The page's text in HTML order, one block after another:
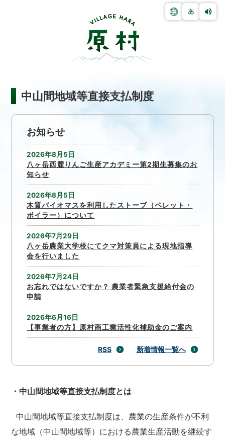
中山間地域等直接支払制度
お知らせ
2026年8月5日
八ヶ岳西麓りんご生産アカデミー第2期生募集のお
知らせ
2026年8月5日
木質バイオマスを利用したストーブ（ペレット・
ボイラー）について
2026年7月29日
八ヶ岳農業大学校にてクマ対策員による現地指導
会を行いました
2026年7月24日
お忘れではないですか？ 農業者緊急支援給付金の
申請
2026年6月16日
【事業者の方】原村商工業活性化補助金のご案内
RSS 新着情報一覧へ
・中山間地域等直接支払制度とは
中山間地域等直接支払制度は、農業の生産条件が不利
な地域（中山間地域等）における農業生産活動を継続す